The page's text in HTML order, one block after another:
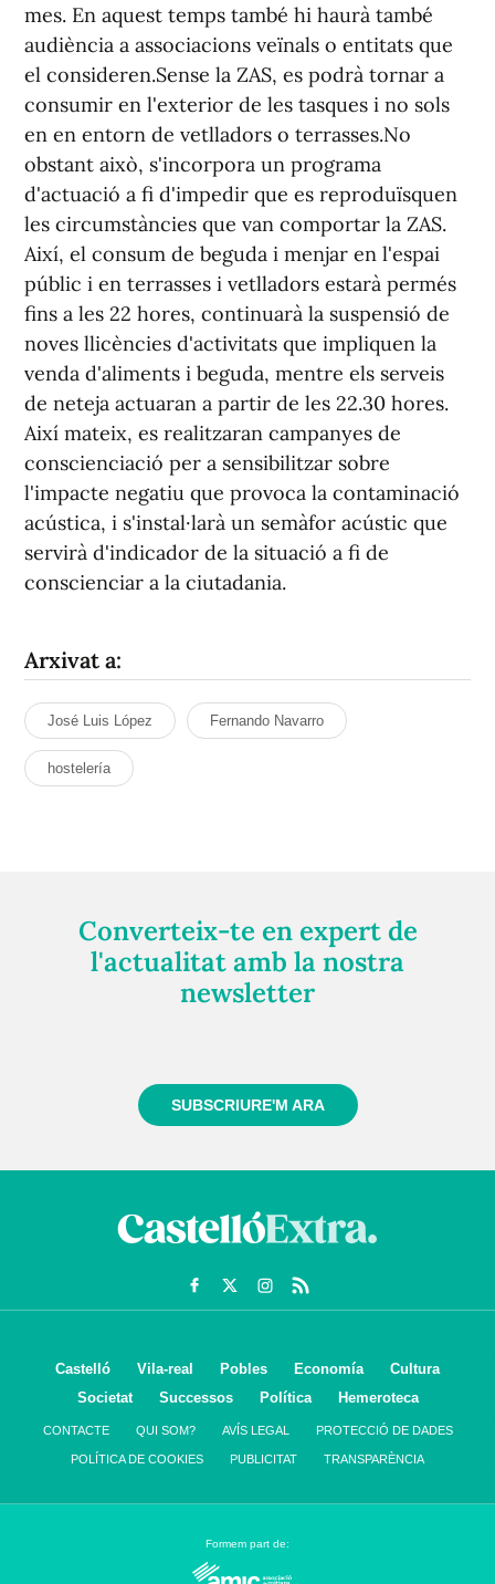
mes. En aquest temps també hi haurà també
audiència a associacions veïnals o entitats que
el consideren.Sense la ZAS, es podrà tornar a
consumir en l'exterior de les tasques i no sols
en en entorn de vetlladors o terrasses.No
obstant això, s'incorpora un programa
d'actuació a fi d'impedir que es reproduïsquen
les circumstàncies que van comportar la ZAS.
Així, el consum de beguda i menjar en l'espai
públic i en terrasses i vetlladors estarà permés
fins a les 22 hores, continuarà la suspensió de
noves llicències d'activitats que impliquen la
venda d'aliments i beguda, mentre els serveis
de neteja actuaran a partir de les 22.30 hores.
Així mateix, es realitzaran campanyes de
conscienciació per a sensibilitzar sobre
l'impacte negatiu que provoca la contaminació
acústica, i s'instal·larà un semàfor acústic que
servirà d'indicador de la situació a fi de
conscienciar a la ciutadania.
Arxivat a:
José Luis López Fernando Navarro
hostelería
Converteix-te en expert de
l'actualitat amb la nostra
newsletter
SUBSCRIURE'M ARA
Castelló Vila-real Pobles Economía
Cultura
Societat
Successos Política Hemeroteca
CONTACTE QUI SOM? AVÍS LEGAL PROTECCIÓ DE DADES
POLÍTICA DE COOKIES PUBLICITAT TRANSPARÈNCIA
Formem part de: